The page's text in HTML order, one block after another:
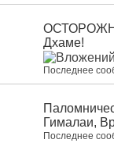
Дхаме!
Последнее
Гималаи,
Последнее